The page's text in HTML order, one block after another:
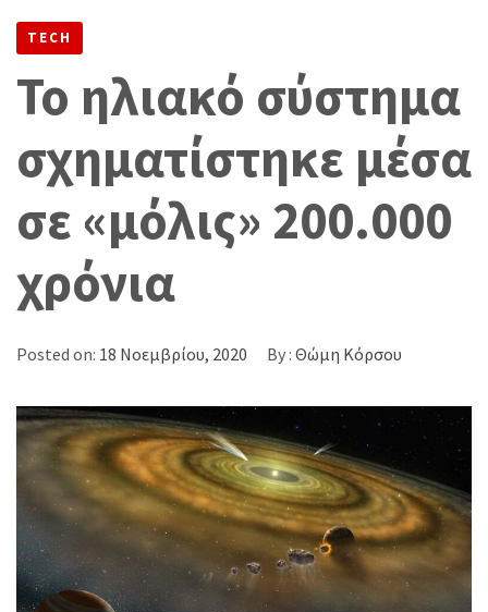
TECH
Το ηλιακό σύστημα
σχηματίστηκε μέσα
σε «μόλις» 200.000
χρόνια
Posted on: 18 Νοεμβρίου, 2020 By : Θώμη Κόρσου